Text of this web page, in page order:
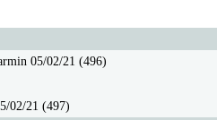
05/02/21 (496)
02/21 (497)